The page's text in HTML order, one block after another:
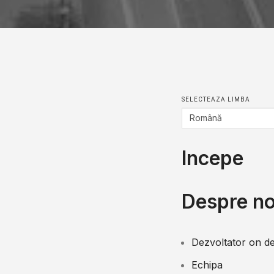
SELECTEAZA LIMBA
Incepe
Despre
Dezvoltator on
Echipa